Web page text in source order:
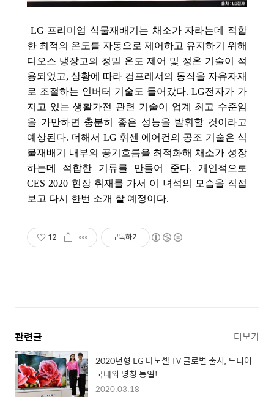
LG 프리미엄 식물재배기는 채소가 자라는데 적합
한 최적의 온도를 자동으로 제어하고 유지하기 위해
디오스 냉장고의 정밀 온도 제어 및 정온 기술이 적
용되었고, 상황에 따라 컴프레서의 동작을 자유자재
로 조절하는 인버터 기술도 들어갔다. LG전자가 가
지고 있는 생활가전 관련 기술이 업계 최고 수준임
을 가만하면 충분히 좋은 성능을 발휘할 것이라고
예상된다. 더해서 LG 휘센 에어컨의 공조 기술은 식
물재배기 내부의 공기흐름을 최적화해 채소가 성장
하는데 적합한 기류를 만들어 준다. 개인적으로
CES 2020 현장 취재를 가서 이 녀석의 모습을 직접
보고 다시 한번 소개 할 예정이다.
12 구독하기
관련글 더보기
2020년형 LG 나노셀 TV 글로벌 출시, 드디어
국내외 명칭 통일!
2020.03.18